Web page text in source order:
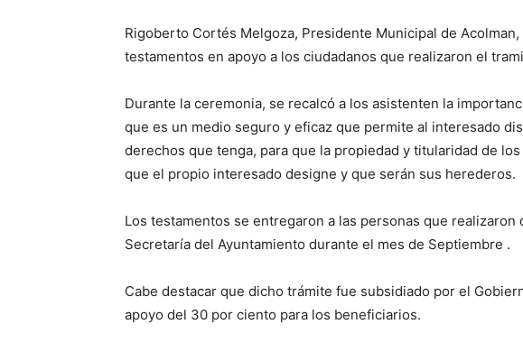
Rigoberto Cortés Melgoza, Presidente Municipal de
testamentos en apoyo a los ciudadanos que realizaron el
Durante la ceremonia, se recalcó a los asistenten la
que es un medio seguro y eficaz que permite al interesado
derechos que tenga, para que la propiedad y titularidad de
que el propio interesado designe y que serán sus herederos.
Los testamentos se entregaron a las personas que realizaron
Secretaría del Ayuntamiento durante el mes de Septiembre .
Cabe destacar que dicho trámite fue subsidiado por el
apoyo del 30 por ciento para los beneficiarios.